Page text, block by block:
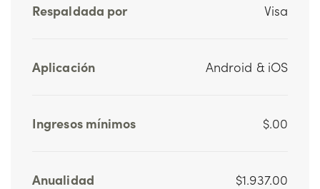
Respaldada por Visa
Aplicación Android & iOS
Ingresos mínimos $.00
Anualidad $1.937.00